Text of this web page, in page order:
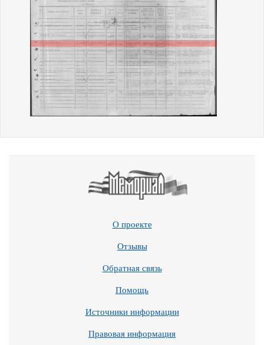
О проекте
Отзывы
Обратная связь
Помощь
Источники информации
Правовая информация